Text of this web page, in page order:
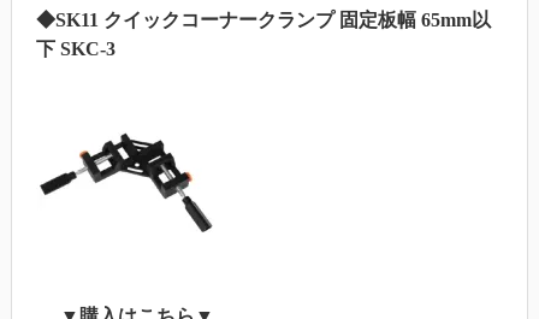
◆SK11 クイックコーナークランプ 固定板幅 65mm以
下 SKC-3